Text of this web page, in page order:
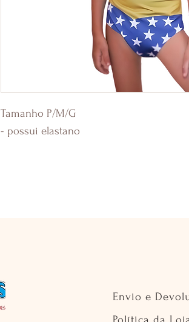
Tamanho P/M/G
- possui elastano
Envio e